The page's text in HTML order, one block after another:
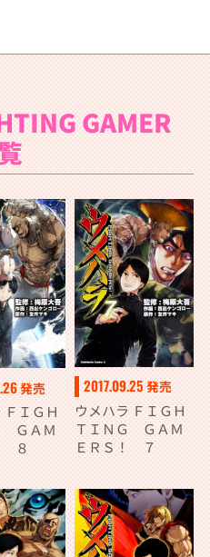
GAMER
発売
ＦＩＧＨ
ＧＡＭ
８
2017.09.25 発売
ウメハラ ＦＩＧＨ
ＴＩＮＧ ＧＡＭ
ＥＲＳ！ ７